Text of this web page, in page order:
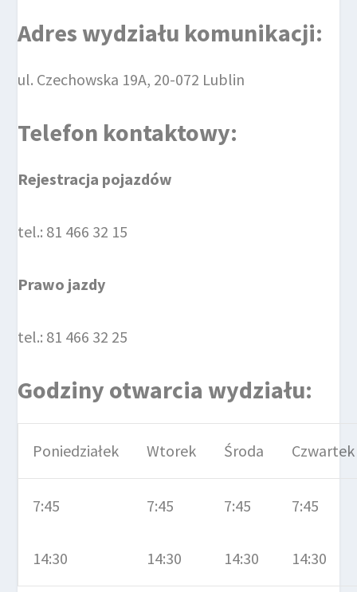
Adres wydziału komunikacji:
ul. Czechowska 19A, 20-072 Lublin
Telefon kontaktowy:
Rejestracja pojazdów
tel.: 81 466 32 15
Prawo jazdy
tel.: 81 466 32 25
Godziny otwarcia wydziału:
Poniedziałek Wtorek Środa Czwartek
7:45
14:30
7:45
14:30
7:45
14:30
7:45
14:30